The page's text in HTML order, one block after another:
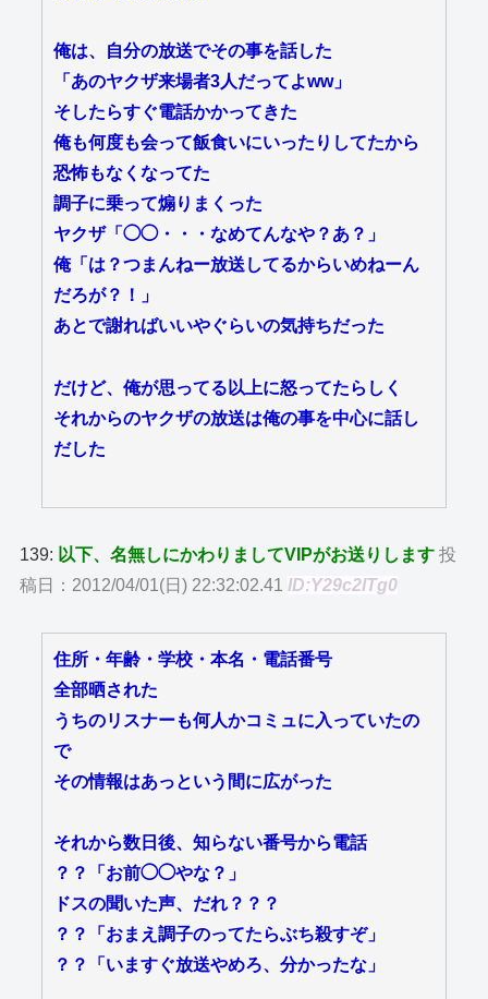
俺は、自分の放送でその事を話した
「あのヤクザ来場者3人だってよww」
そしたらすぐ電話かかってきた
俺も何度も会って飯食いにいったりしてたから
恐怖もなくなってた
調子に乗って煽りまくった
ヤクザ「◯◯・・・なめてんなや？あ？」
俺「は？つまんねー放送してるからいめねーん
だろが？！」
あとで謝ればいいやぐらいの気持ちだった
だけど、俺が思ってる以上に怒ってたらしく
それからのヤクザの放送は俺の事を中心に話し
だした
139: 以下、名無しにかわりましてVIPがお送りします 投
稿日：2012/04/01(日) 22:32:02.41 ID:Y29c2lTg0
住所・年齢・学校・本名・電話番号
全部晒された
うちのリスナーも何人かコミュに入っていたの
で
その情報はあっという間に広がった
それから数日後、知らない番号から電話
？？「お前◯◯やな？」
ドスの聞いた声、だれ？？？
？？「おまえ調子のってたらぶち殺すぞ」
？？「いますぐ放送やめろ、分かったな」